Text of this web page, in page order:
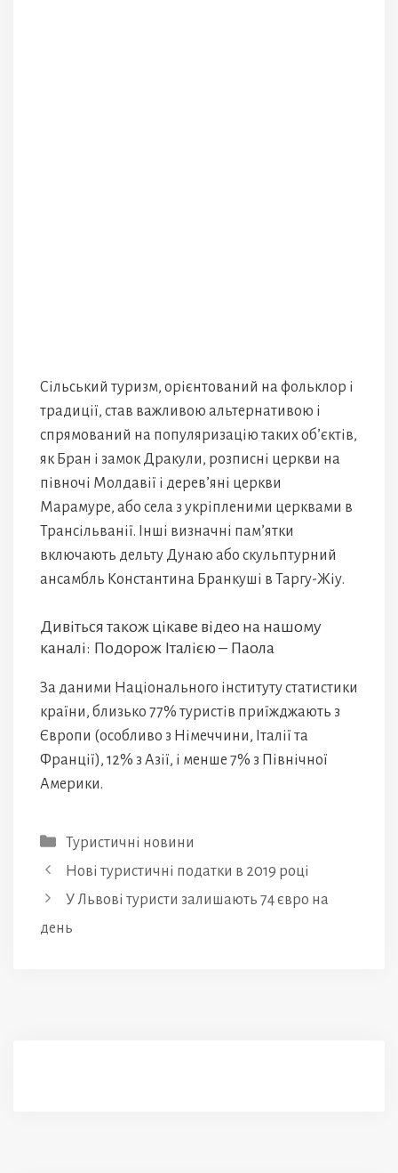
Сільський туризм, орієнтований на фольклор і
традиції, став важливою альтернативою і
спрямований на популяризацію таких об’єктів,
як Бран і замок Дракули, розписні церкви на
півночі Молдавії і дерев’яні церкви
Марамуре, або села з укріпленими церквами в
Трансільванії. Інші визначні пам’ятки
включають дельту Дунаю або скульптурний
ансамбль Константина Бранкуші в Таргу-Жіу.
Дивіться також цікаве відео на нашому
каналі: Подорож Італією – Паола
За даними Національного інституту статистики
країни, близько 77% туристів приїжджають з
Європи (особливо з Німеччини, Італії та
Франції), 12% з Азії, і менше 7% з Північної
Америки.
Категорії
Туристичні новини
Нові туристичні податки в 2019 році
У Львові туристи залишають 74 євро на
день